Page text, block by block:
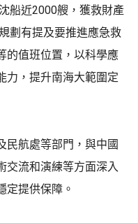
船近2000艘，獲救財產
劃有提及要推進應急救
的值班位置，以科學應
力，提升南海大範圍定
民航處等部門，與中國
交流和演練等方面深入
定提供保障。